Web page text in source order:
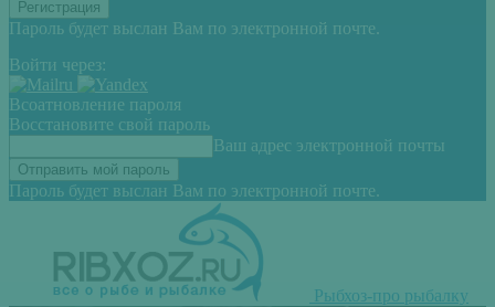
Пароль будет выслан Вам по электронной почте.
Войти через:
Всоатновление пароля
Восстановите свой пароль
Ваш адрес электронной почты
Пароль будет выслан Вам по электронной почте.
Рыбхоз-про рыбалку